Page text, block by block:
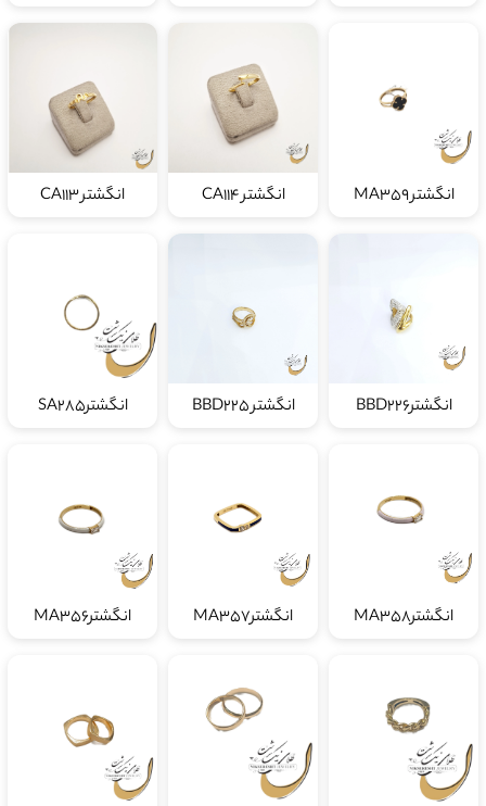
انگشتر MA359 انگشتر CA114 انگشتر CA113
انگشترBBD226 انگشتر BBD225 انگشترSA285
انگشترMA358 انگشترMA357 انگشترMA356